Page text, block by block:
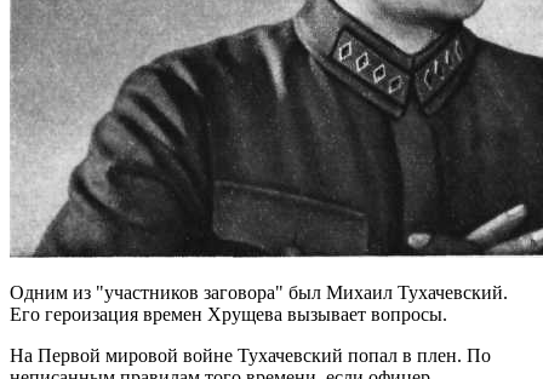
Одним из "участников заговора" был Михаил Тухачевский.
Его героизация времен Хрущева вызывает вопросы.
На Первой мировой войне Тухачевский попал в плен. По